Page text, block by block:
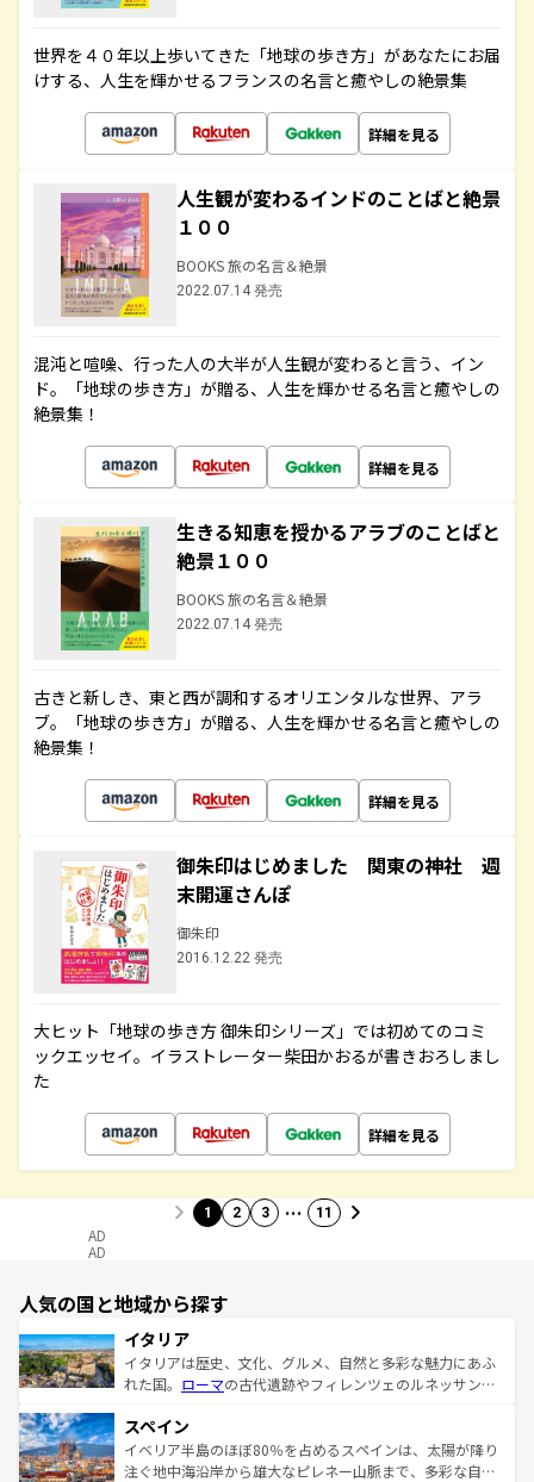
世界を４０年以上歩いてきた「地球の歩き方」があなたにお届
けする、人生を輝かせるフランスの名言と癒やしの絶景集
詳細を見る
人生観が変わるインドのことばと絶景
１００
BOOKS 旅の名言＆絶景
2022.07.14 発売
混沌と喧噪、行った人の大半が人生観が変わると言う、イン
ド。「地球の歩き方」が贈る、人生を輝かせる名言と癒やしの
絶景集！
詳細を見る
生きる知恵を授かるアラブのことばと
絶景１００
BOOKS 旅の名言＆絶景
2022.07.14 発売
古きと新しき、東と西が調和するオリエンタルな世界、アラ
ブ。「地球の歩き方」が贈る、人生を輝かせる名言と癒やしの
絶景集！
詳細を見る
御朱印はじめました 関東の神社 週
末開運さんぽ
御朱印
2016.12.22 発売
大ヒット「地球の歩き方 御朱印シリーズ」では初めてのコミ
ックエッセイ。イラストレーター柴田かおるが書きおろしまし
た
詳細を見る
1 2 3 … 11
AD
AD
人気の国と地域から探す
イタリア
イタリアは歴史、文化、グルメ、自然と多彩な魅力にあふ
れた国。 ローマの古代遺跡やフィレンツェのルネッサンス
ろん、トスカーナの美しい田園風景やアマルフィ海岸の絶
景など、自然景観も見逃せない。観光の合間には、本場の
ピザやパスタなど、絶品のイタリア料理を堪能することも
スペイン
イベリア半島のほぼ80％を占めるスペインは、太陽が降り
注ぐ地中海沿岸から雄大なピレネー山脈まで、多彩な自然